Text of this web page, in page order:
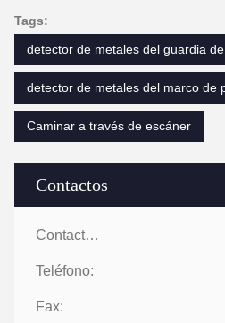
Contactos
Contactos:
Teléfono:
Fax:
Tags:
detector de metales del guardia
detector de metales del marco de
Caminar a través de escáner